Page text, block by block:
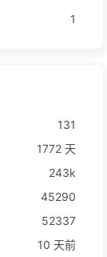
1
131
1772 天
243k
45290
52337
10 天前